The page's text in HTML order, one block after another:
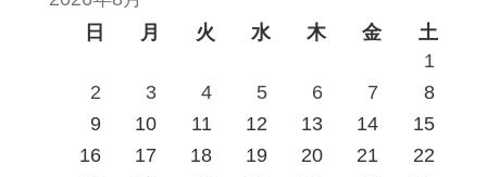
日
月 火 水 木 金
土
1
2
3 4 5 6 7
8
9
10 11 12 13 14
15
16
17 18 19 20 21
22